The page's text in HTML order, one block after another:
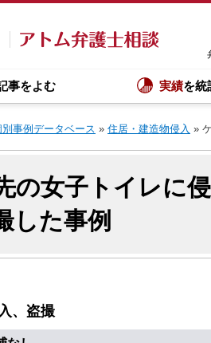
事をよむ 実績を統
別事例データベース » 住居・建造物侵入 »
の女子トイレに
した事例
、盗撮